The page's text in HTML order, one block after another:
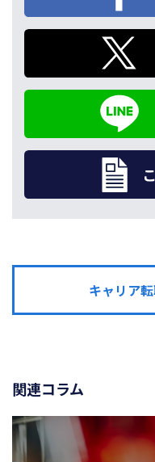
キャリア
関連コラム